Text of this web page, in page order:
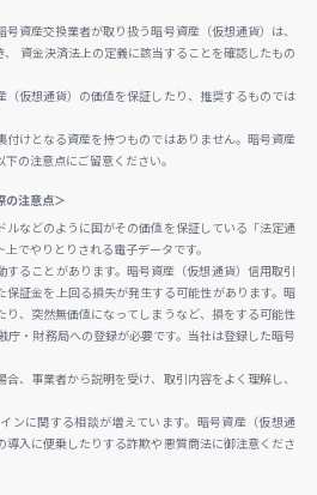
資産交換業者が取り扱う暗号資産（仮想通貨）は、
資金決済法上の定義に該当することを確認したもの
仮想通貨）の価値を保証したり、推奨するものでは
けとなる資産を持つものではありません。暗号資産
の注意点にご留意ください。
の注意点＞
などのように国がその価値を保証している「法定通
でやりとりされる電子データです。
ることがあります。暗号資産（仮想通貨）信用取引
保証金を上回る損失が発生する可能性があります。暗
、突然無価値になってしまうなど、損をする可能性
庁・財務局への登録が必要です。当社は登録した暗号
、事業者から説明を受け、取引内容をよく理解し、
ンに関する相談が増えています。暗号資産（仮想通
入に便乗したりする詐欺や悪質商法に御注意くださ